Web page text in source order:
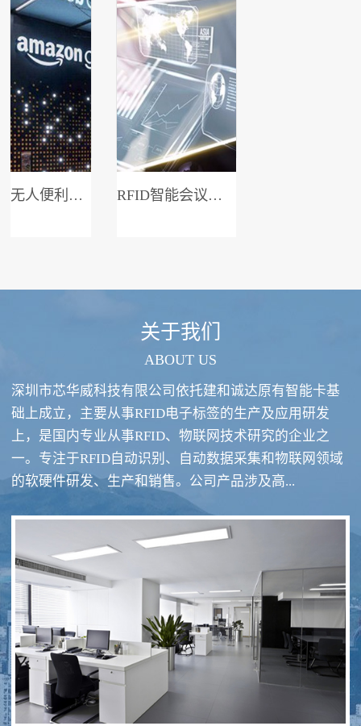
无人便利店系统 RFID智能会议签到系统
RFID酒类防伪系统方案 RFID智慧食堂系统
关于我们
ABOUT US
深圳市芯华威科技有限公司依托建和诚达原有智能卡基
础上成立，主要从事RFID电子标签的生产及应用研发
上，是国内专业从事RFID、物联网技术研究的企业之
一。专注于RFID自动识别、自动数据采集和物联网领域
的软硬件研发、生产和销售。公司产品涉及高...